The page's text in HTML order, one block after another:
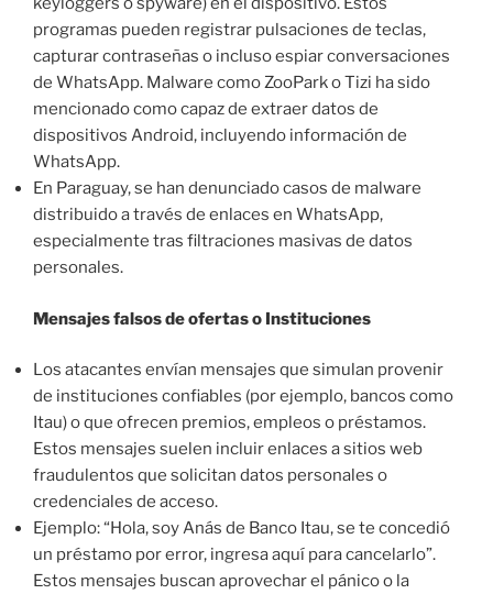
programas pueden registrar pulsaciones de teclas,
capturar contraseñas o incluso espiar conversaciones
de WhatsApp. Malware como ZooPark o Tizi ha sido
mencionado como capaz de extraer datos de
dispositivos Android, incluyendo información de
WhatsApp.
En Paraguay, se han denunciado casos de malware
distribuido a través de enlaces en WhatsApp,
especialmente tras filtraciones masivas de datos
personales.
Mensajes falsos de ofertas o Instituciones
Los atacantes envían mensajes que simulan provenir
de instituciones confiables (por ejemplo, bancos como
Itau) o que ofrecen premios, empleos o préstamos.
Estos mensajes suelen incluir enlaces a sitios web
fraudulentos que solicitan datos personales o
credenciales de acceso.
Ejemplo: “Hola, soy Anás de Banco Itau, se te concedió
un préstamo por error, ingresa aquí para cancelarlo”.
Estos mensajes buscan aprovechar el pánico o la